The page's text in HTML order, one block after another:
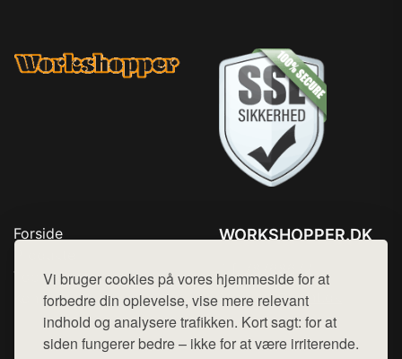
Vi bruger cookies på vores hjemmeside for at
forbedre din oplevelse, vise mere relevant
indhold og analysere trafikken. Kort sagt: for at
siden fungerer bedre – ikke for at være irriterende.
Forside
Top Rabatter
Kontakt
WORKSHOPPER.DK
Mail: hej@want.dk
Cookie- og privatlivspolitik